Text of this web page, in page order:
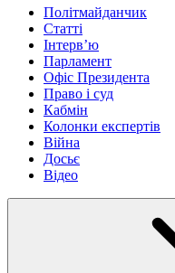
Політмайданчик
Статті
Інтервʼю
Парламент
Офіс Президента
Право і суд
Кабмін
Колонки експертів
Війна
Досьє
Відео